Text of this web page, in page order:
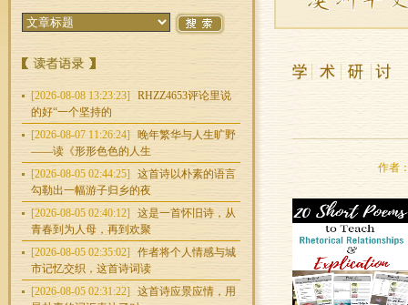
[2026-08-08 13:23:23]
RHZZ4653评论里说
的好“一个坚持的
[2026-08-07 11:26:24]
晚年繁华与人生旷野
——读《形形色色的人生
[2026-08-05 02:44:25]
这首诗以朴素的语言
勾勒出一幅游子归乡的夜
[2026-08-05 02:40:12]
这是一首怀旧诗，从
青春到为人母，再到欢聚
[2026-08-05 02:35:02]
作者将个人情感与城
市记忆交织，这首诗词读
[2026-08-05 02:31:22]
这首诗应景应情，用
作者